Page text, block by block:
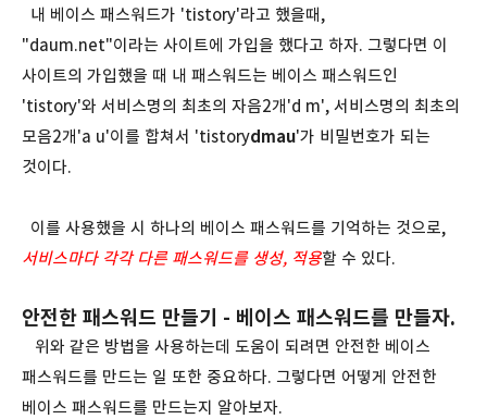
내 베이스 패스워드가 'tistory'라고 했을때,
"daum.net"이라는 사이트에 가입을 했다고 하자. 그렇다면 이
사이트의 가입했을 때 내 패스워드는 베이스 패스워드인
'tistory'와 서비스명의 최초의 자음2개'd m', 서비스명의 최초의
모음2개'a u'이를 합쳐서 'tistorydmau'가 비밀번호가 되는
것이다.
이를 사용했을 시 하나의 베이스 패스워드를 기억하는 것으로,
서비스마다 각각 다른 패스워드를 생성, 적용할 수 있다.
안전한 패스워드 만들기 - 베이스 패스워드를 만들자.
위와 같은 방법을 사용하는데 도움이 되려면 안전한 베이스
패스워드를 만드는 일 또한 중요하다. 그렇다면 어떻게 안전한
베이스 패스워드를 만드는지 알아보자.